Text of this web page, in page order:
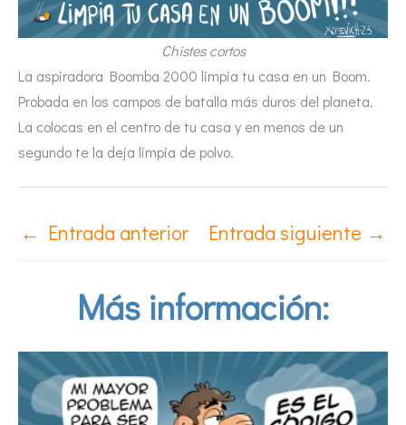
Chistes cortos
La aspiradora Boomba 2000 limpia tu casa en un Boom.
Probada en los campos de batalla más duros del planeta.
La colocas en el centro de tu casa y en menos de un
segundo te la deja limpia de polvo.
← Entrada anterior Entrada siguiente →
Más información: